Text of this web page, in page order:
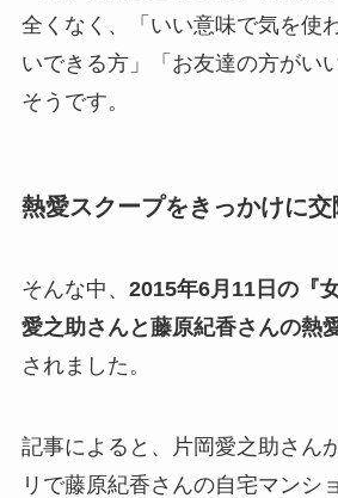
全くなく、「いい意味で気を使
いできる方」「お友達の方がい
そうです。
熱愛スクープをきっかけに
そんな中、 2015年6月11日の『
愛之助さんと藤原紀香さんの熱
されました。
記事によると、片岡愛之助さん
リで藤原紀香さんの自宅マンシ